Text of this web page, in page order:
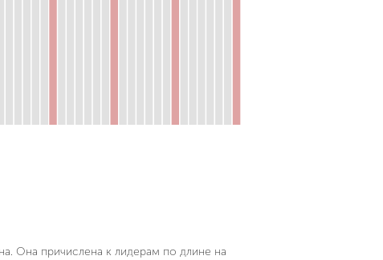
Она причислена к лидерам по длине на